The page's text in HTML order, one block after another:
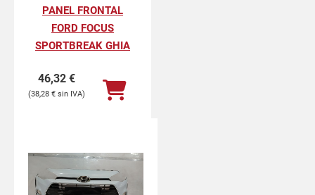
PANEL FRONTAL
FORD FOCUS
SPORTBREAK GHIA
46,32 €
38,28 €